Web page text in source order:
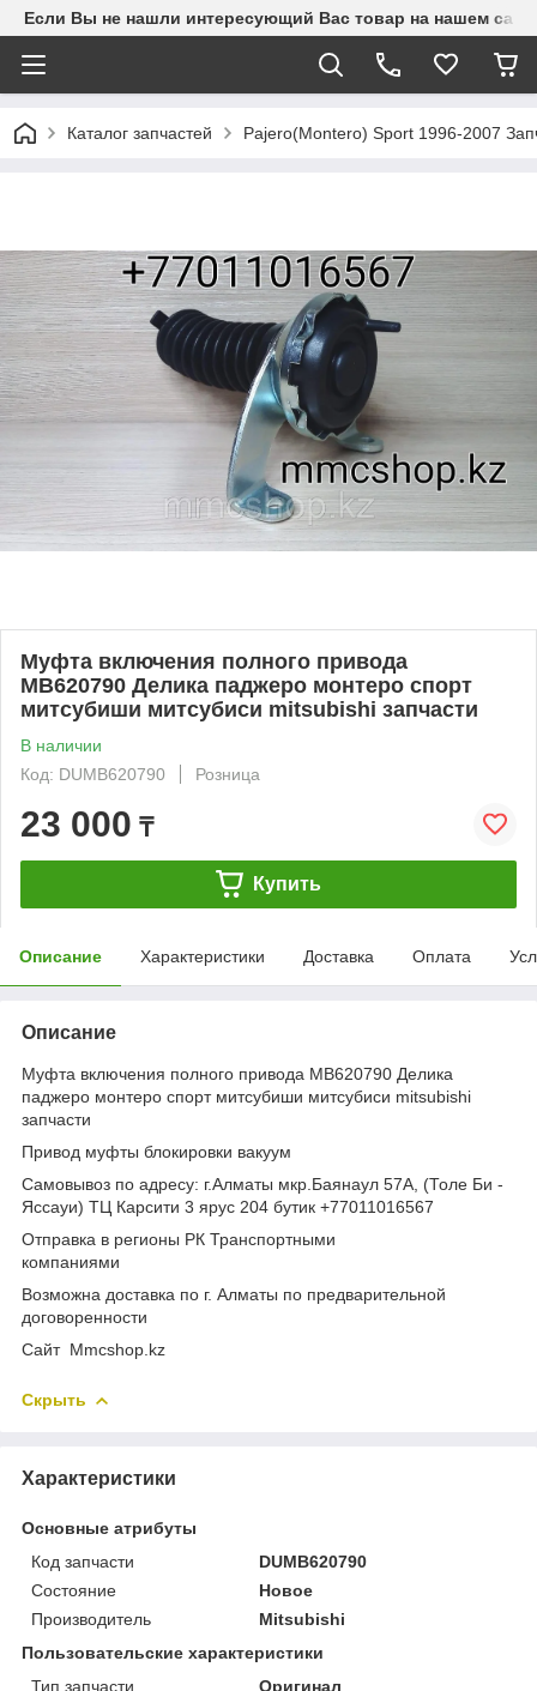
Если Вы не нашли интересующий Вас товар на нашем
Каталог запчастей Pajero(Montero) Sport 1996-2007
Муфта включения полного привода
MB620790 Делика паджеро монтеро спорт
митсубиши митсубиси mitsubishi запчасти
В наличии
Код: DUMB620790
Розница
23 000 ₸
Купить
Описание Характеристики Доставка Оплата
Описание
Муфта включения полного привода MB620790 Делика
паджеро монтеро спорт митсубиши митсубиси mitsubishi
запчасти
Привод муфты блокировки вакуум
Самовывоз по адресу: г.Алматы мкр.Баянаул 57А, (Толе Би -
Яссауи) ТЦ Карсити 3 ярус 204 бутик +77011016567
Отправка в регионы РК Транспортными
компаниями
Возможна доставка по г. Алматы по предварительной
договоренности
Cайт Mmcshop.kz
Скрыть
Характеристики
Основные атрибуты
Код запчасти
DUMB620790
Состояние
Новое
Производитель
Mitsubishi
Пользовательские характеристики
Тип запчасти
Оригинал